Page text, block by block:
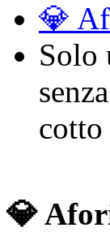
💎
Solo
cotto
💎